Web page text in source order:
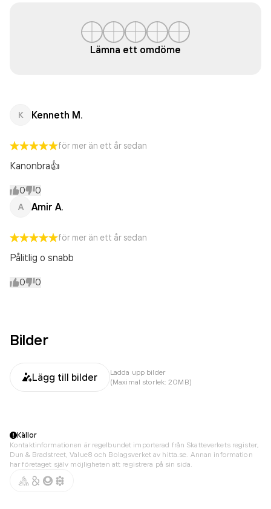
Lämna ett omdöme
K Kenneth M.
för mer än ett år sedan
Kanonbra👍
0 0
A Amir A.
för mer än ett år sedan
Pålitlig o snabb
0 0
Bilder
Lägg till bilder
Ladda upp bilder
(Maximal storlek: 20MB)
Källor
Kontaktinformationen är regelbundet importerad från Skatteverkets register,
Dun & Bradstreet, Value8 och Bolagsverket av hitta.se. Annan information
har företaget själv möjligheten att registrera på sin sida.